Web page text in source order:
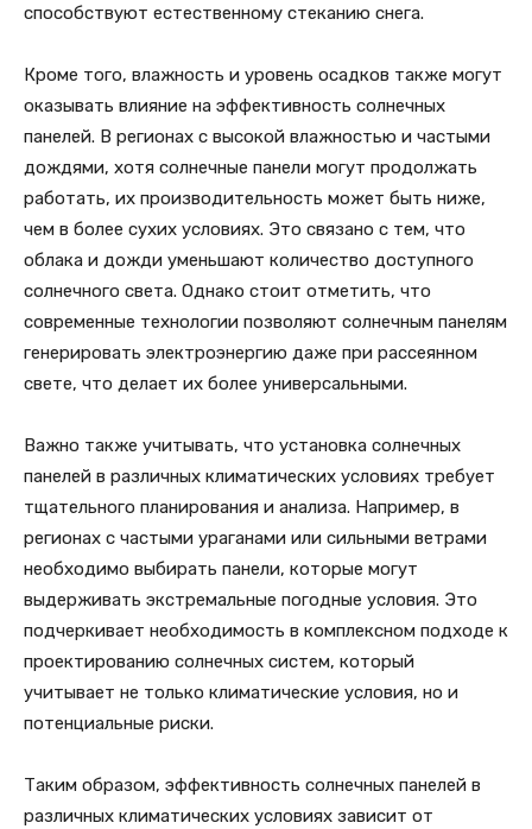
способствуют естественному стеканию снега.
Кроме того, влажность и уровень осадков также могут
оказывать влияние на эффективность солнечных
панелей. В регионах с высокой влажностью и частыми
дождями, хотя солнечные панели могут продолжать
работать, их производительность может быть ниже,
чем в более сухих условиях. Это связано с тем, что
облака и дожди уменьшают количество доступного
солнечного света. Однако стоит отметить, что
современные технологии позволяют солнечным панелям
генерировать электроэнергию даже при рассеянном
свете, что делает их более универсальными.
Важно также учитывать, что установка солнечных
панелей в различных климатических условиях требует
тщательного планирования и анализа. Например, в
регионах с частыми ураганами или сильными ветрами
необходимо выбирать панели, которые могут
выдерживать экстремальные погодные условия. Это
подчеркивает необходимость в комплексном подходе к
проектированию солнечных систем, который
учитывает не только климатические условия, но и
потенциальные риски.
Таким образом, эффективность солнечных панелей в
различных климатических условиях зависит от